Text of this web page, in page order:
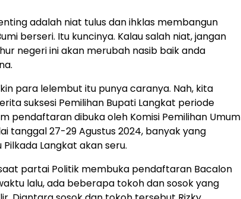
adalah niat tulus dan ihklas membangun
berseri. Itu kuncinya. Kalau salah niat, jangan
negeri ini akan merubah nasib baik anda
para lelembut itu punya caranya. Nah, kita
suksesi Pemilihan Bupati Langkat periode
pendaftaran dibuka oleh Komisi Pemilihan Umum
tanggal 27-29 Agustus 2024, banyak yang
Langkat akan seru.
partai Politik membuka pendaftaran Bacalon
lalu, ada beberapa tokoh dan sosok yang